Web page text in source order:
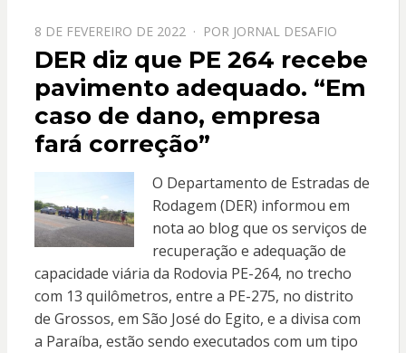
PPOSTADO
EM
8 DE FEVEREIRO DE 2022 POR JORNAL DESAFIO
DER diz que PE 264 recebe
pavimento adequado. “Em
caso de dano, empresa
fará correção”
O Departamento de Estradas de
Rodagem (DER) informou em
nota ao blog que os serviços de
recuperação e adequação de
capacidade viária da Rodovia PE-264, no trecho
com 13 quilômetros, entre a PE-275, no distrito
de Grossos, em São José do Egito, e a divisa com
a Paraíba, estão sendo executados com um tipo